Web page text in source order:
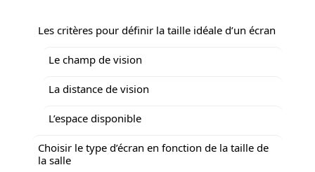
Les critères pour définir la taille idéale d’un écran
Le champ de vision
La distance de vision
L’espace disponible
Choisir le type d’écran en fonction de la taille de
la salle